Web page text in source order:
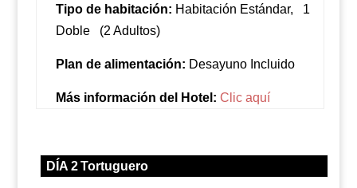
Tipo de habitación: Habitación Estándar,
1
Doble
(2 Adultos)
Plan de alimentación: Desayuno Incluido
Más información del Hotel: Clic aquí
DÍA 2Tortuguero